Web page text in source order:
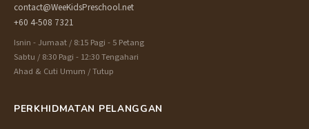
contact@WeeKidsPreschool.net
+60 4-508 7321
Isnin - Jumaat / 8:15 Pagi - 5 Petang
Sabtu / 8:30 Pagi - 12:30 Tengahari
Ahad & Cuti Umum / Tutup
PERKHIDMATAN PELANGGAN